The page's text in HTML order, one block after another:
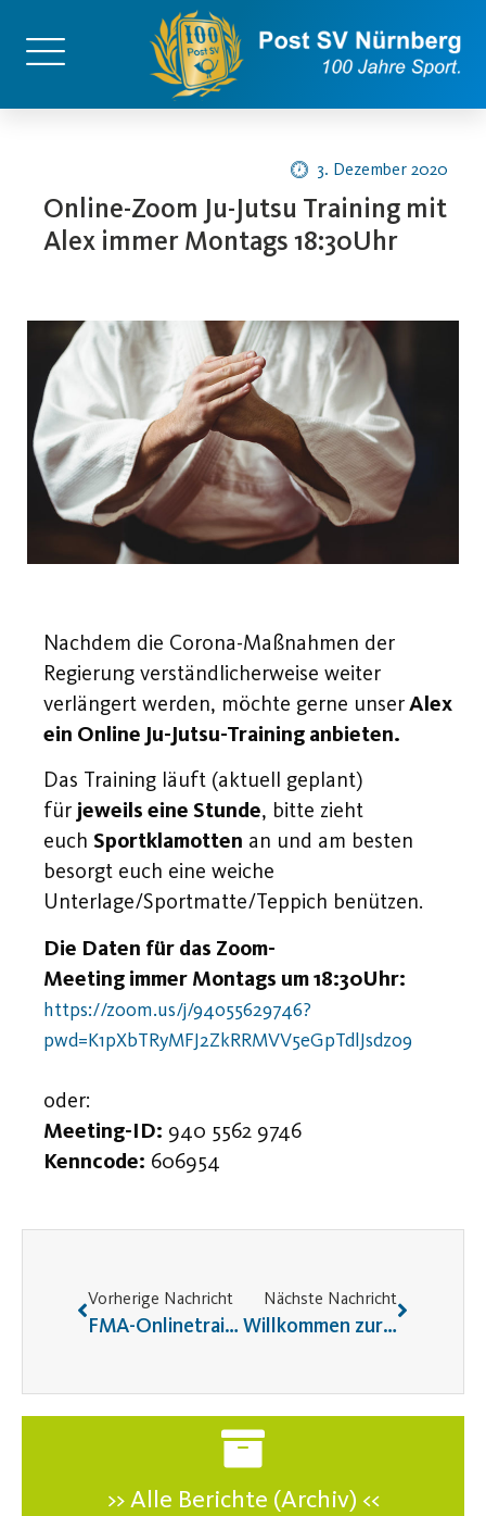
3. Dezember 2020
Online-Zoom Ju-Jutsu Training mit
Alex immer Montags 18:30Uhr
Nachdem die Corona-Maßnahmen der
Regierung verständlicherweise weiter
verlängert werden, möchte gerne unserAlex
ein Online Ju-Jutsu-Training anbieten.
Das Training läuft (aktuell geplant)
für jeweils eine Stunde, bitte zieht
euch Sportklamotten an und am besten
besorgt euch eine weiche
Unterlage/Sportmatte/Teppich benützen.
Die Daten für das Zoom-
Meeting immer Montags um 18:30Uhr:
https://zoom.us/j/94055629746?
pwd=K1pXbTRyMFJ2ZkRRMVV5eGpTdlJsdz09
oder:
Meeting-ID: 940 5562 9746
Kenncode: 606954
Vorherige Nachricht
FMA-Onlinetraining im November bis 17 Dezember (Update)
Nächste Nachricht
Willkommen zurück auf unserer Webseite im neuen Gewand!
>> Alle Berichte (Archiv) <<